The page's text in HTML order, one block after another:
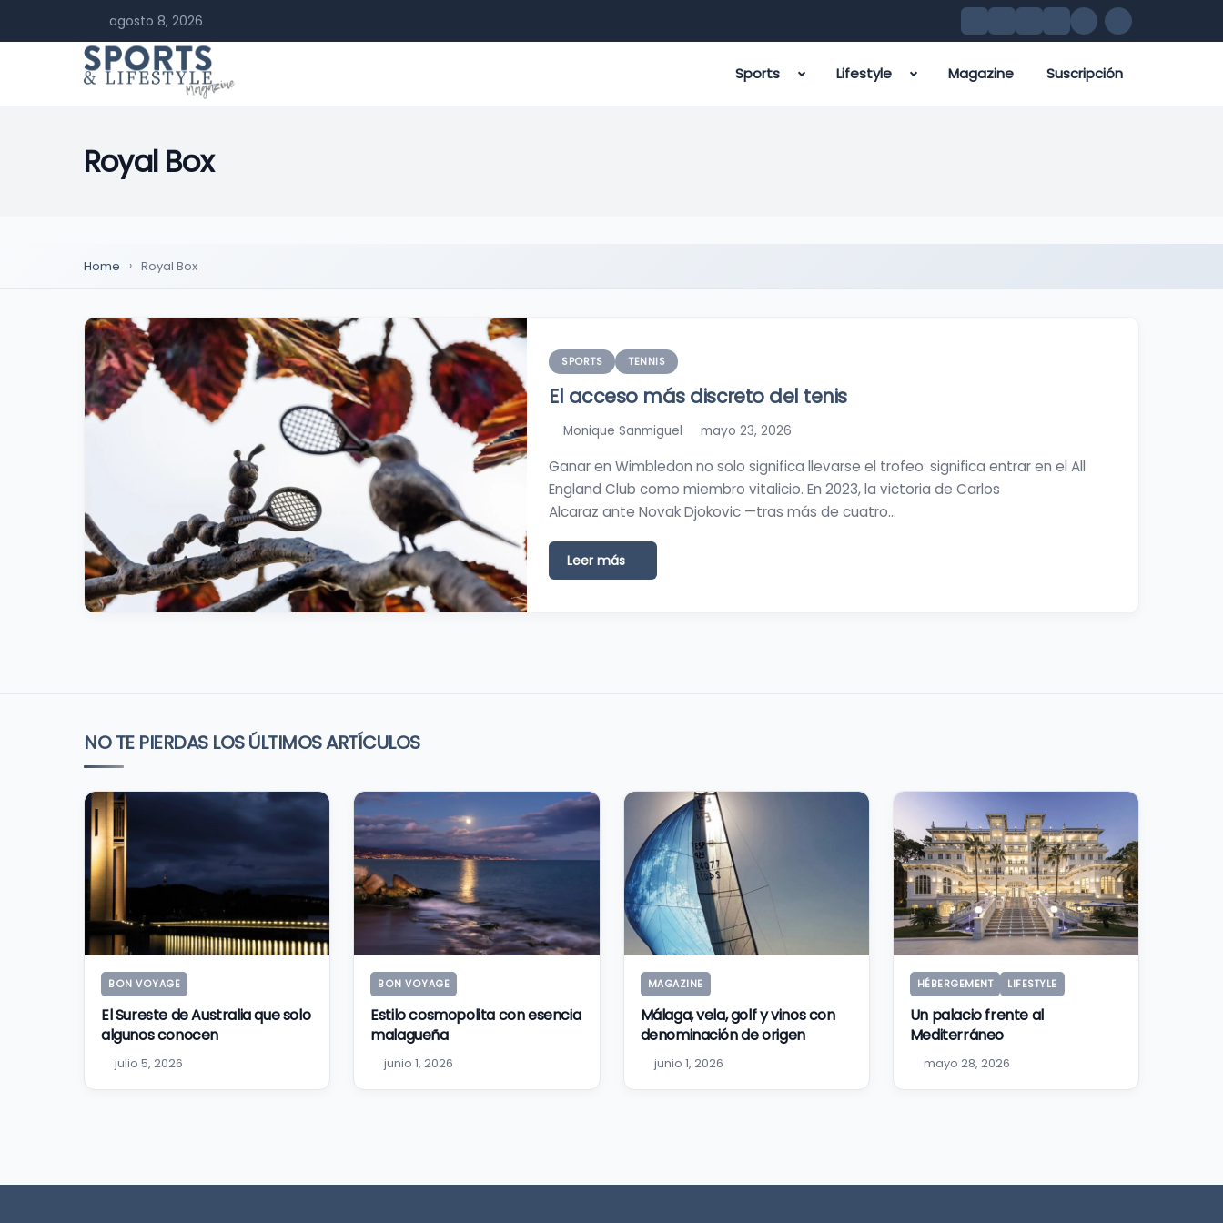
agosto 8, 2026
Sports Lifestyle Magazine Suscripción
Royal Box
Home Royal Box
SPORTS TENNIS
El acceso más discreto del tenis
Monique Sanmiguel mayo 23, 2026
Ganar en Wimbledon no solo significa llevarse el trofeo: significa entrar en el All
England Club como miembro vitalicio. En 2023, la victoria de Carlos
Alcaraz ante Novak Djokovic —tras más de cuatro…
Leer más
NO TE PIERDAS LOS ÚLTIMOS ARTÍCULOS
BON VOYAGE
El Sureste de Australia que solo
algunos conocen
julio 5, 2026
BON VOYAGE
Estilo cosmopolita con esencia
malagueña
junio 1, 2026
MAGAZINE
Málaga, vela, golf y vinos con
denominación de origen
junio 1, 2026
HÉBERGEMENT LIFESTYLE
Un palacio frente al
Mediterráneo
mayo 28, 2026